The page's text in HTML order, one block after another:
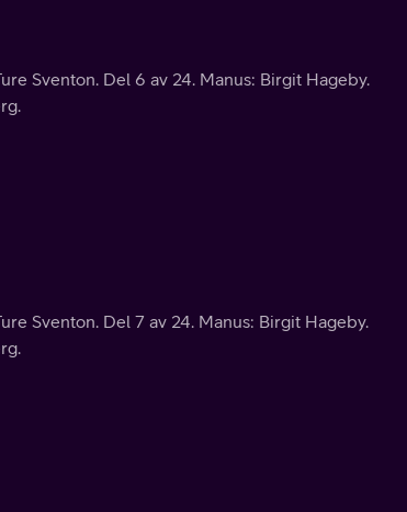
Sventon. Del 6 av 24. Manus: Birgit Hageby.
Sventon. Del 7 av 24. Manus: Birgit Hageby.